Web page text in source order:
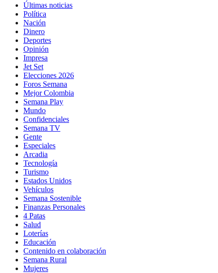
Últimas noticias
Política
Nación
Dinero
Deportes
Opinión
Impresa
Jet Set
Elecciones 2026
Foros Semana
Mejor Colombia
Semana Play
Mundo
Confidenciales
Semana TV
Gente
Especiales
Arcadia
Tecnología
Turismo
Estados Unidos
Vehículos
Semana Sostenible
Finanzas Personales
4 Patas
Salud
Loterías
Educación
Contenido en colaboración
Semana Rural
Mujeres